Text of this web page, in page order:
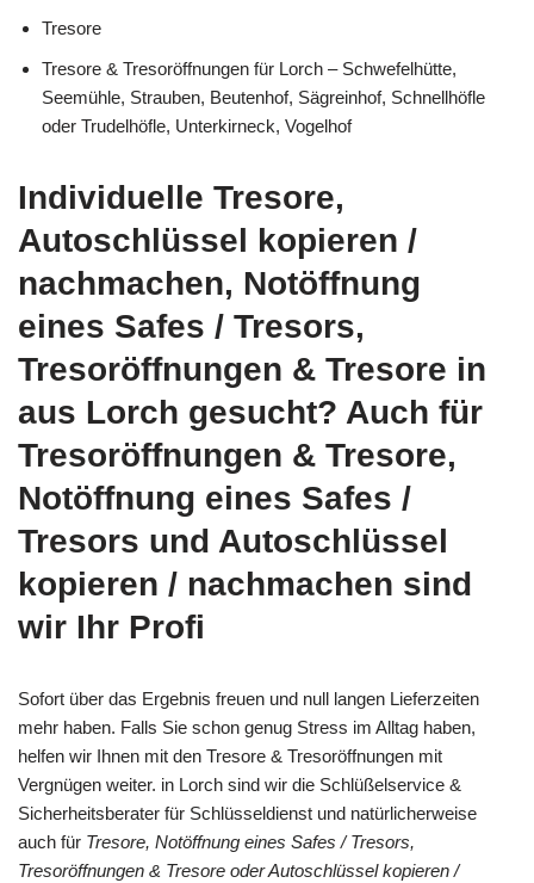
Tresore
Tresore & Tresoröffnungen für Lorch – Schwefelhütte,
Seemühle, Strauben, Beutenhof, Sägreinhof, Schnellhöfle
oder Trudelhöfle, Unterkirneck, Vogelhof
Individuelle Tresore,
Autoschlüssel kopieren /
nachmachen, Notöffnung
eines Safes / Tresors,
Tresoröffnungen & Tresore in
aus Lorch gesucht? Auch für
Tresoröffnungen & Tresore,
Notöffnung eines Safes /
Tresors und Autoschlüssel
kopieren / nachmachen sind
wir Ihr Profi
Sofort über das Ergebnis freuen und null langen Lieferzeiten
mehr haben. Falls Sie schon genug Stress im Alltag haben,
helfen wir Ihnen mit den Tresore & Tresoröffnungen mit
Vergnügen weiter. in Lorch sind wir die Schlüßelservice &
Sicherheitsberater für Schlüsseldienst und natürlicherweise
auch für Tresore, Notöffnung eines Safes / Tresors,
Tresoröffnungen & Tresore oder Autoschlüssel kopieren /